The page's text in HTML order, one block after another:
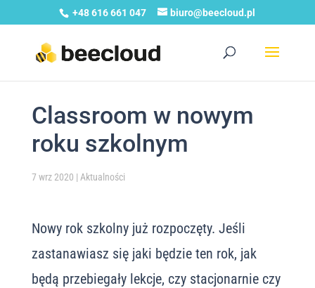
+48 616 661 047 biuro@beecloud.pl
Classroom w nowym
roku szkolnym
7 wrz 2020 | Aktualności
Nowy rok szkolny już rozpoczęty. Jeśli
zastanawiasz się jaki będzie ten rok, jak
będą przebiegały lekcje, czy stacjonarnie czy